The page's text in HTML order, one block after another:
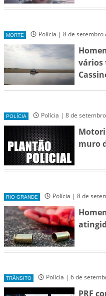
MORTE Polícia | 8 de setembro
vários
POLÍCIA Polícia | 8 de
muro
RIO GRANDE Polícia | 8 de
TRÂNSITO Polícia | 6 de
PRF